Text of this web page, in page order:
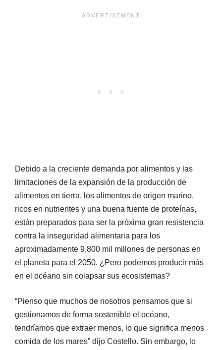
Debido a la creciente demanda por alimentos y las
limitaciones de la expansión de la producción de
alimentos en tierra, los alimentos de origen marino,
ricos en nutrientes y una buena fuente de proteínas,
están preparados para ser la próxima gran resistencia
contra la inseguridad alimentaria para los
aproximadamente 9,800 mil millones de personas en
el planeta para el 2050. ¿Pero podemos producir más
en el océano sin colapsar sus ecosistemas?
“Pienso que muchos de nosotros pensamos que si
gestionamos de forma sostenible el océano,
tendríamos que extraer menos, lo que significa menos
comida de los mares” dijo Costello. Sin embargo, lo